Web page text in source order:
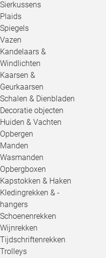
Sierkussens
Plaids
Spiegels
Vazen
Kandelaars &
Windlichten
Kaarsen &
Geurkaarsen
Schalen & Dienbladen
Decoratie objecten
Huiden & Vachten
Opbergen
Manden
Wasmanden
Opbergboxen
Kapstokken & Haken
Kledingrekken & -
hangers
Schoenenrekken
Wijnrekken
Tijdschriftenrekken
Trolleys